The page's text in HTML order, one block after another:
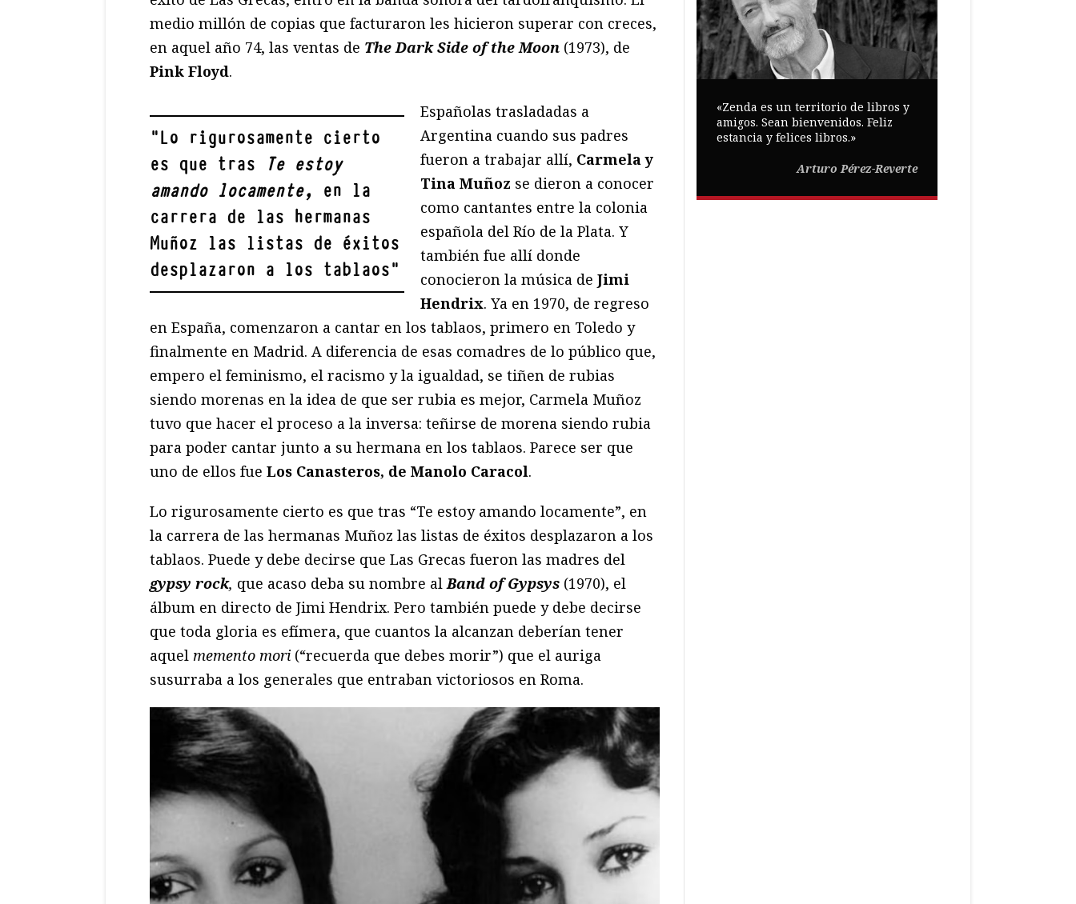
medio millón de copias que facturaron les hicieron superar con creces,
en aquel año 74, las ventas de The Dark Side of the Moon (1973), de
Pink Floyd.
"Lo rigurosamente cierto
es que tras
Te estoy
amando locamente, en la
carrera de las hermanas
Muñoz las listas de éxitos
desplazaron a los tablaos"
Españolas trasladadas a
Argentina cuando sus padres
fueron a trabajar allí, Carmela y
Tina Muñoz se dieron a conocer
como cantantes entre la colonia
española del Río de la Plata. Y
también fue allí donde
conocieron la música deJimi
Hendrix. Ya en 1970, de regreso
en España, comenzaron a cantar en los tablaos, primero en Toledo y
finalmente en Madrid. A diferencia de esas comadres de lo público que,
empero el feminismo, el racismo y la igualdad, se tiñen de rubias
siendo morenas en la idea de que ser rubia es mejor, Carmela Muñoz
tuvo que hacer el proceso a la inversa: teñirse de morena siendo rubia
para poder cantar junto a su hermana en los tablaos. Parece ser que
uno de ellos fue Los Canasteros, de Manolo Caracol.
Lo rigurosamente cierto es que tras “Te estoy amando locamente”, en
la carrera de las hermanas Muñoz las listas de éxitos desplazaron a los
tablaos. Puede y debe decirse que Las Grecas fueron las madres del
gypsy rock, que acaso deba su nombre alBand of Gypsys (1970), el
álbum en directo de Jimi Hendrix. Pero también puede y debe decirse
que toda gloria es efímera, que cuantos la alcanzan deberían tener
aquel memento mori (“recuerda que debes morir”) que el auriga
susurraba a los generales que entraban victoriosos en Roma.
«Zenda es un territorio de libros y
amigos. Sean bienvenidos. Feliz
estancia y felices libros.»
Arturo Pérez-Reverte